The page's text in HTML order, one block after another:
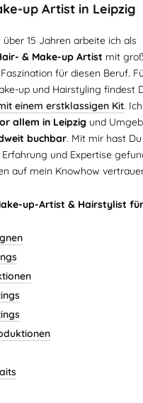
up Artist in Leipzig
15 Jahren arbeite ich als
& Make-up Artist mit
für diesen Beruf.
up und Hairstyling findest
einem erstklassigen Kit.
allem in Leipzig und
buchbar. Mit mir hast
und Expertise
auf mein Knowhow
up-Artist & Hairstylist